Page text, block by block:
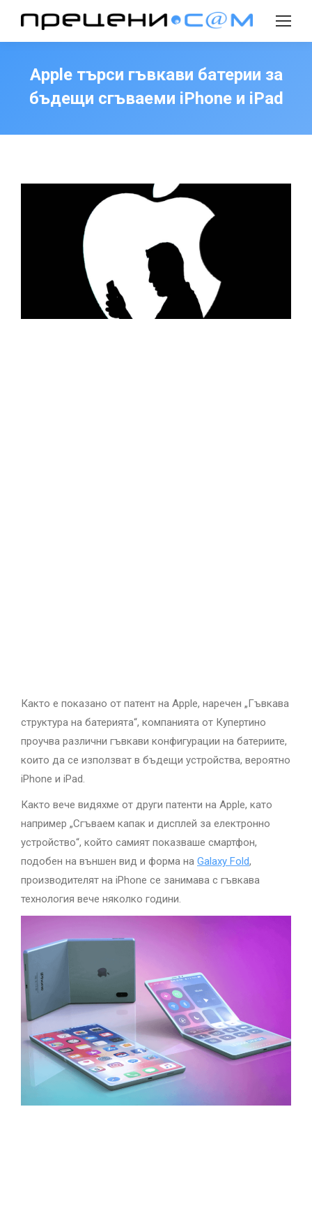
Search:
Apple търси гъвкави батерии за
бъдещи сгъваеми iPhone и iPad
Както е показано от патент на Apple, наречен „Гъвкава
структура на батерията“, компанията от Купертино
проучва различни гъвкави конфигурации на батериите,
които да се използват в бъдещи устройства, вероятно
iPhone и iPad.
Както вече видяхме от други патенти на Apple, като
например „Сгъваем капак и дисплей за електронно
устройство“, който самият показваше смартфон,
подобен на външен вид и форма на Galaxy Fold,
производителят на iPhone се занимава с гъвкава
технология вече няколко години.